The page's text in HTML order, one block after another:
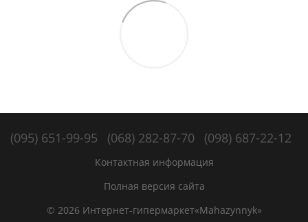
(095) 651-99-95 (068) 282-87-70 (098) 687-22-12
Контактная информация
Полная версия сайта
© 2026 Интернет-гипермаркет«Mahazynnyk»